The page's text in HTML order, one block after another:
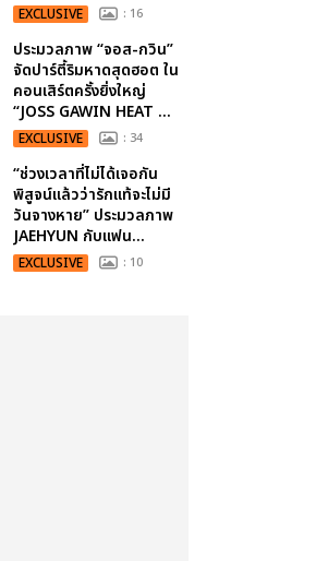
EXCLUSIVE : 16
ประมวลภาพ “จอส-กวิน”
จัดปาร์ตี้ริมหาดสุดฮอต ใน
คอนเสิร์ตครั้งยิ่งใหญ่
“JOSS GAWIN HEAT ...
EXCLUSIVE : 34
“ช่วงเวลาที่ไม่ได้เจอกัน
พิสูจน์แล้วว่ารักแท้จะไม่มี
วันจางหาย” ประมวลภาพ
JAEHYUN กับแฟน...
EXCLUSIVE : 10